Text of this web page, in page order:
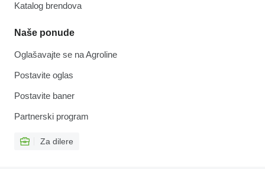
Katalog brendova
Naše ponude
Oglašavajte se na Agroline
Postavite oglas
Postavite baner
Partnerski program
Za dilere